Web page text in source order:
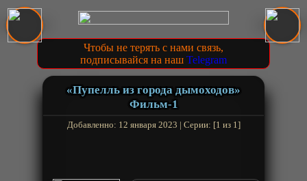
Чтобы не терять с нами связь,
подписывайся на наш Telegram
«Пупелль из города дымоходов»
Фильм-1
Добавленно: 12 января 2023 | Серии: [1 из 1]